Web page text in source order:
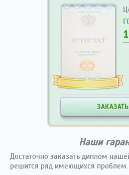
ЗАКАЗАТЬ
Наши
Достаточно заказать диплом
решится ряд имеющихся